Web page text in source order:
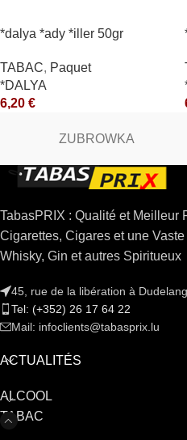
*dalya *ady *iller 50gr
TABAC, Paquet
*DALYA
6,20 €
ZUBROWKA
TabasPRIX : Qualité et Meilleur
Cigarettes, Cigares et une
Whisky, Gin et autres Spiritueux
45, rue de la libération à
Tel: (+352) 26 17 64 22
Mail: infoclients@tabasprix.lu
ACTUALITÉS
ALCOOL
TABAC